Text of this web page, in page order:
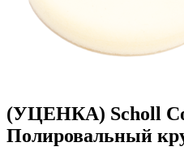
(УЦЕНКА) Scholl
Полировальный